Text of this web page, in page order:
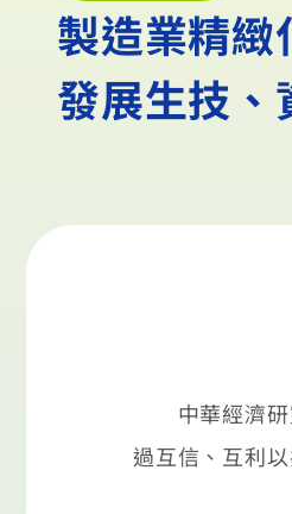
製造業精緻
發展生技
中華經濟研
過互信、互利